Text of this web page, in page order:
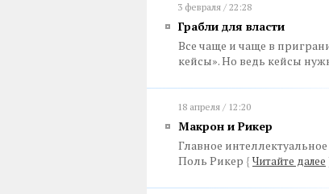
3 февраля / 22:28
Грабли для власти
Все чаще и чаще в
кейсы». Но ведь кейсы
18 апреля / 12:20
Макрон и Рикер
Главное
Поль Рикер { Читайте далее